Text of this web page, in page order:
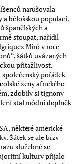
narušovala
bělošskou populací.
španělských a
stoupat, nařídil
Miró v roce
šátků uvázaných
přitažlivost.
pořádek
ženy afrického
zdobily si tignony
stal módní doplněk
některé americké
Šátek se ale brzy
služebné se
kultury přijalo